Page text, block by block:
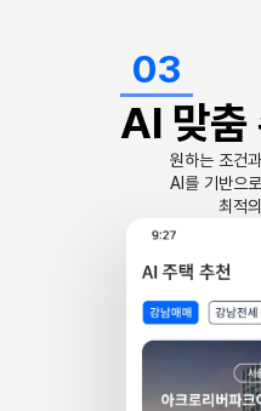
03
AI 맞춤
원하는 조건
AI를 기반으
최적